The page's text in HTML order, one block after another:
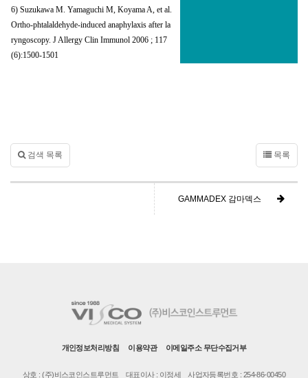
6) Suzukawa M. Yamaguchi M, Koyama A, et al.
Ortho-phtalaldehyde-induced anaphylaxis after la
ryngoscopy. J Allergy Clin Immunol 2006 ; 117
(6):1500-1501
검색 목록 목록
GAMMADEX 감마덱스
개인정보처리방침 이용약관 이메일주소 무단수집거부
상호 : (주)비스코인스트루먼트 대표이사 : 이정세 사업자등록번호 : 254-86-00450